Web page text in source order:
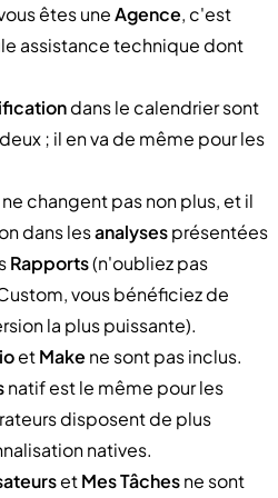
êtes uneAgence, c'est
assistance technique dont
dans le calendrier sont
; il en va de même pour les
changent pas non plus, et il
dans lesanalysesprésentées
Rapports(n'oubliez pas
vous bénéficiez de
la plus puissante).
etMake ne sont pas inclus.
natif est le même pour les
disposent de plus
natives.
etMes Tâchesne sont